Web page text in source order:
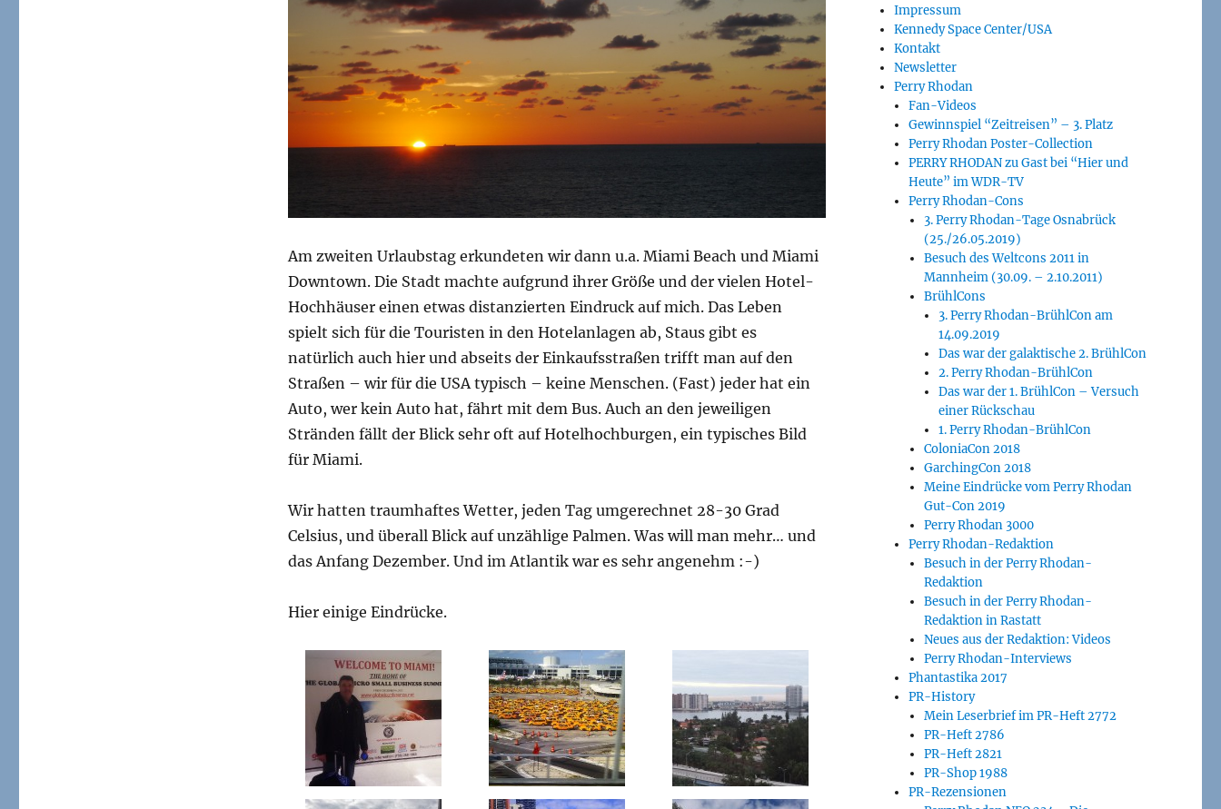
Am zweiten Urlaubstag erkundeten wir dann u.a. Miami Beach und Miami
Downtown. Die Stadt machte aufgrund ihrer Größe und der vielen Hotel-
Hochhäuser einen etwas distanzierten Eindruck auf mich. Das Leben
spielt sich für die Touristen in den Hotelanlagen ab, Staus gibt es
natürlich auch hier und abseits der Einkaufsstraßen trifft man auf den
Straßen – wir für die USA typisch – keine Menschen. (Fast) jeder hat ein
Auto, wer kein Auto hat, fährt mit dem Bus. Auch an den jeweiligen
Stränden fällt der Blick sehr oft auf Hotelhochburgen, ein typisches Bild
für Miami.
Wir hatten traumhaftes Wetter, jeden Tag umgerechnet 28-30 Grad
Celsius, und überall Blick auf unzählige Palmen. Was will man mehr… und
das Anfang Dezember. Und im Atlantik war es sehr angenehm :-)
Hier einige Eindrücke.
Impressum
Kennedy Space Center/USA
Kontakt
Newsletter
Perry Rhodan
Fan-Videos
Gewinnspiel “Zeitreisen” – 3. Platz
Perry Rhodan Poster-Collection
PERRY RHODAN zu Gast bei “Hier und
Heute” im WDR-TV
Perry Rhodan-Cons
3. Perry Rhodan-Tage Osnabrück
(25./26.05.2019)
Besuch des Weltcons 2011 in
Mannheim (30.09. – 2.10.2011)
BrühlCons
3. Perry Rhodan-BrühlCon am
14.09.2019
Das war der galaktische 2. BrühlCon
2. Perry Rhodan-BrühlCon
Das war der 1. BrühlCon – Versuch
einer Rückschau
1. Perry Rhodan-BrühlCon
ColoniaCon 2018
GarchingCon 2018
Meine Eindrücke vom Perry Rhodan
Gut-Con 2019
Perry Rhodan 3000
Perry Rhodan-Redaktion
Besuch in der Perry Rhodan-
Redaktion
Besuch in der Perry Rhodan-
Redaktion in Rastatt
Neues aus der Redaktion: Videos
Perry Rhodan-Interviews
Phantastika 2017
PR-History
Mein Leserbrief im PR-Heft 2772
PR-Heft 2786
PR-Heft 2821
PR-Shop 1988
PR-Rezensionen